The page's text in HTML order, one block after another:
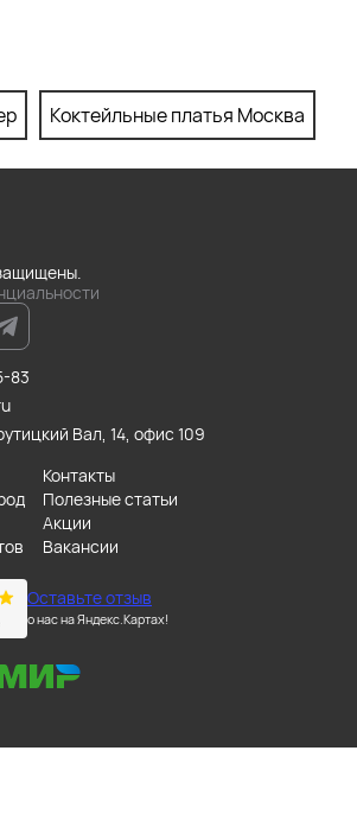
Коктейльные платья Москва
83
Вал, 14, офис 109
Контакты
Полезные статьи
Акции
Вакансии
Оставьте отзыв
о нас на Яндекс.Картах!